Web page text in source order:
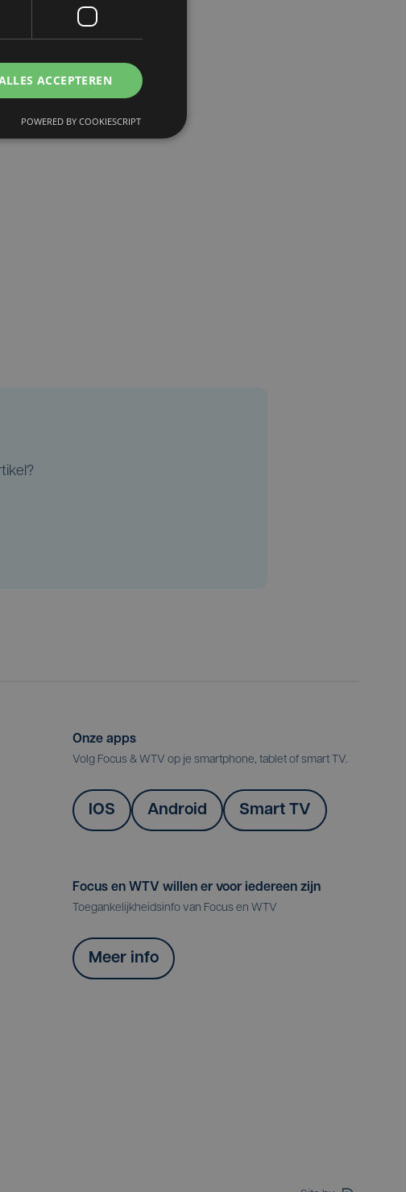
Onze apps
Volg Focus & WTV op je smartphone, tablet of smart TV.
IOS Android Smart TV
Focus en WTV willen er voor iedereen zijn
Toegankelijkheidsinfo van Focus en WTV
Meer info
ACCEPTEREN
POWERED BY COOKIESCRIPT